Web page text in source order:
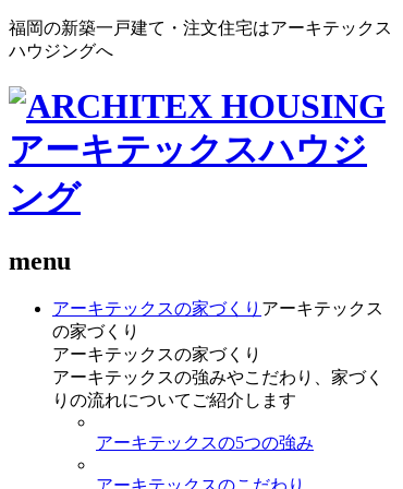
福岡の新築一戸建て・注文住宅はアーキテックス
ハウジングへ
menu
アーキテックスの家づくり アーキテックス
の家づくり
アーキテックスの家づくり
アーキテックスの強みやこだわり、家づく
りの流れについてご紹介します
アーキテックスの5つの強み
アーキテックスのこだわり